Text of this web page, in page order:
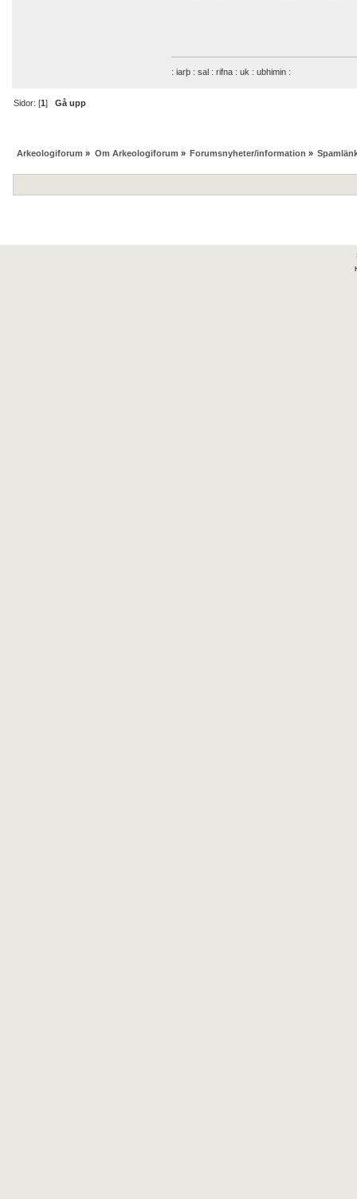
: iarþ : sal : rifna : uk : ubhimin :
Sidor: [1]Gå upp
Arkeologiforum » Om Arkeologiforum » Forumsnyheter/information »